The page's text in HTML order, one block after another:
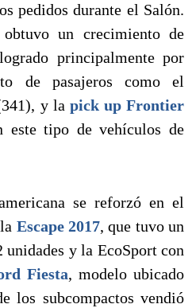
pedidos durante el Salón.
un crecimiento de
principalmente por
de pasajeros como el
y la pick up Frontier
este tipo de vehículos de
se reforzó en el
Escape 2017, que tuvo un
y la EcoSport con
Fiesta, modelo ubicado
los subcompactos vendió